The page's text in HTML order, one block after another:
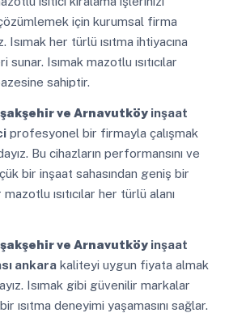
için kurumsal firma
Isımak her türlü ısıtma ihtiyacına
Isımak mazotlu ısıtıcılar
sahiptir.
ve Arnavutköyinşaat
profesyonel bir firmayla çalışmak
Bu cihazların performansını ve
bir inşaat sahasından geniş bir
ısıtıcılar her türlü alanı
ve Arnavutköyinşaat
ankarakaliteyi uygun fiyata almak
Isımak gibi güvenilir markalar
ısıtma deneyimi yaşamasını sağlar.